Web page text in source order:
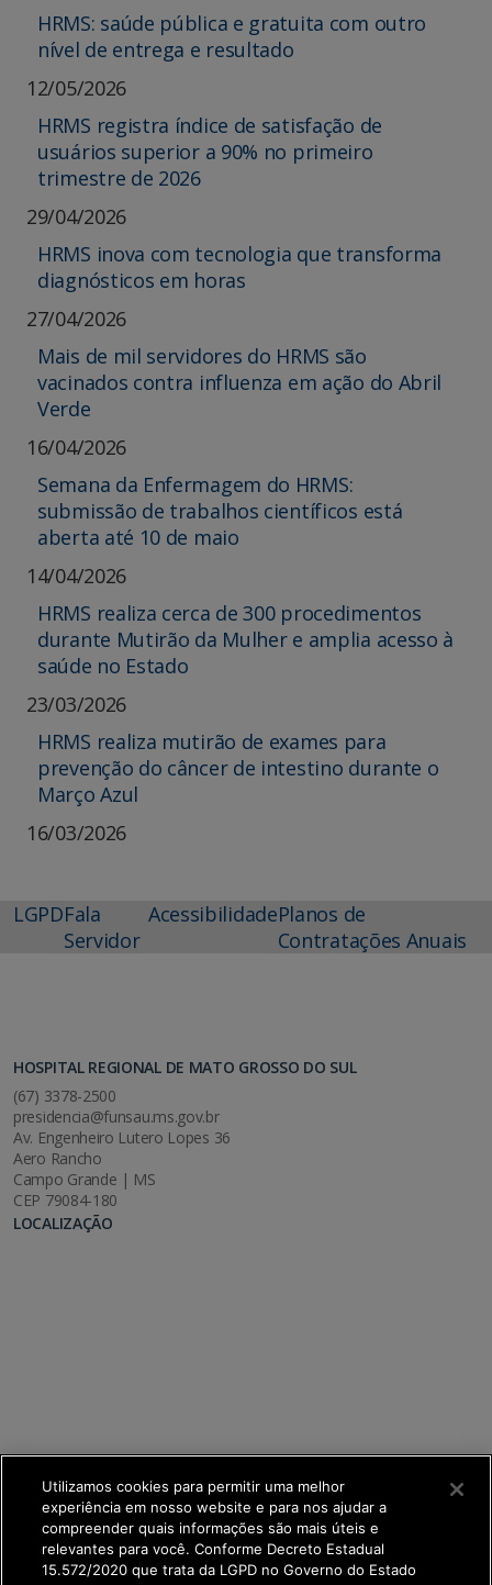
HRMS: saúde pública e gratuita com outro
nível de entrega e resultado
12/05/2026
HRMS registra índice de satisfação de
usuários superior a 90% no primeiro
trimestre de 2026
29/04/2026
HRMS inova com tecnologia que transforma
diagnósticos em horas
27/04/2026
Mais de mil servidores do HRMS são
vacinados contra influenza em ação do Abril
Verde
16/04/2026
Semana da Enfermagem do HRMS:
submissão de trabalhos científicos está
aberta até 10 de maio
14/04/2026
HRMS realiza cerca de 300 procedimentos
durante Mutirão da Mulher e amplia acesso à
saúde no Estado
23/03/2026
HRMS realiza mutirão de exames para
prevenção do câncer de intestino durante o
Março Azul
16/03/2026
LGPDFala
Servidor
AcessibilidadePlanos de
Contratações Anuais
HOSPITAL REGIONAL DE MATO GROSSO DO SUL
(67) 3378-2500
presidencia@funsau.ms.gov.br
Av. Engenheiro Lutero Lopes 36
Aero Rancho
Campo Grande | MS
CEP 79084-180
LOCALIZAÇÃO
Utilizamos cookies para permitir uma melhor
experiência em nosso website e para nos ajudar a
compreender quais informações são mais úteis e
relevantes para você. Conforme Decreto Estadual
15.572/2020 que trata da LGPD no Governo do Estado